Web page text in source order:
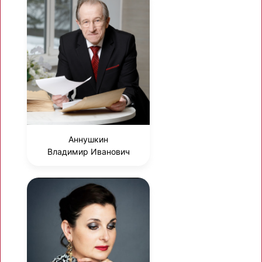
Аннушкин
Владимир Иванович